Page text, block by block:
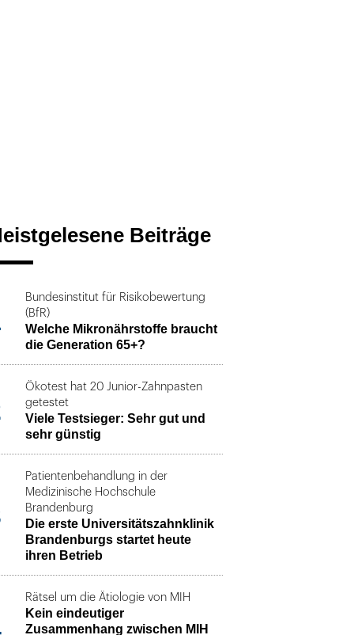
Beiträge
Bundesinstitut für Risikobewertung
(BfR)
Welche Mikronährstoffe braucht
die Generation 65+?
Ökotest hat 20 Junior-Zahnpasten
getestet
Viele Testsieger: Sehr gut und
sehr günstig
Patientenbehandlung in der
Medizinische Hochschule
Brandenburg
Die erste Universitätszahnklinik
Brandenburgs startet heute
ihren Betrieb
Rätsel um die Ätiologie von MIH
Kein eindeutiger
Zusammenhang zwischen MIH